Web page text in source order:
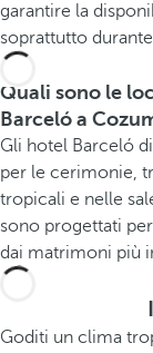
garantire la
soprattutto
Quali sono le
Barceló a
Gli hotel Barceló
per le cerimonie,
tropicali e nelle
sono progettati
dai matrimoni più
Goditi un clima